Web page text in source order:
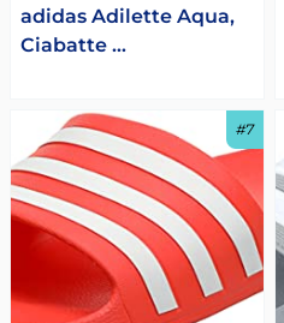
adidas Adilette Aqua,
Ciabatte …
#7